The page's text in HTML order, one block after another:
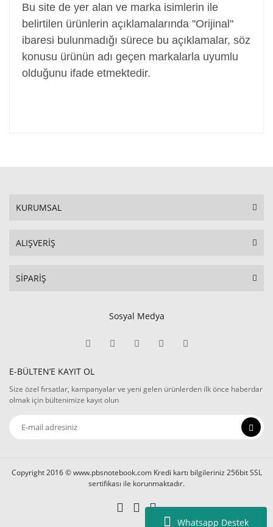
Whatsapp Destek
Bu site de yer alan ve marka isimlerin ile
belirtilen ürünlerin açıklamalarında "Orijinal"
ibaresi bulunmadığı sürece bu açıklamalar, söz
konusu ürünün adı geçen markalarla uyumlu
olduğunu ifade etmektedir.
KURUMSAL
ALIŞVERİŞ
SİPARİŞ
Sosyal Medya
E-BÜLTEN’E KAYIT OL
Size özel fırsatlar, kampanyalar ve yeni gelen ürünlerden ilk önce haberdar
olmak için bültenimize kayıt olun
Copyright 2016 © www.pbsnotebook.com Kredi kartı bilgileriniz 256bit SSL
sertifikası ile korunmaktadır.